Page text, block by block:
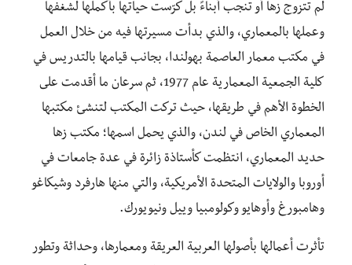
لم تتزوج زها أو تنجب أبناءً بل كرّست حياتها بأكملها لشغفها
وعملها بالمعماري، والذي بدأت مسيرتها فيه من خلال العمل
في مكتب معمار العاصمة بهولندا، بجانب قيامها بالتدريس في
كلية الجمعية المعمارية عام 1977، ثم سرعان ما أقدمت على
الخطوة الأهم في طريقها، حيث تركت المكتب لتنشئ مكتبها
المعماري الخاص في لندن، والذي يحمل اسمها؛ مكتب زها
حديد المعماري، انتظمت كأستاذة زائرة في عدة جامعات في
أوروبا والولايات المتحدة الأمريكية، والتي منها هارفرد وشيكاغو
وهامبورغ وأوهايو وكولومبيا وييل ونيويورك.
تأثرت أعمالها بأصولها العربية العريقة ومعمارها، وحداثة وتطور